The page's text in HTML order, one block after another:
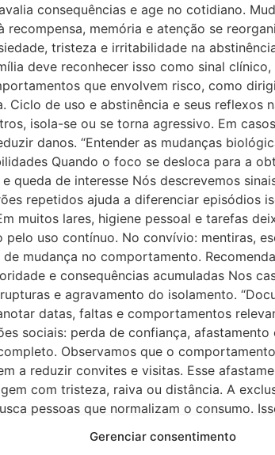
Gerenciar consentimento
consequências e age no cotidiano.
memória e atenção se
tristeza e irritabilidade na
deve reconhecer isso como sinal
que envolvem risco, como
de uso e abstinência e seus reflexos
isola-se ou se torna agressivo. Em
danos. “Entender as mudanças
Quando o foco se desloca para a
queda de interesse Nós descrevemos
repetidos ajuda a diferenciar episódios
muitos lares, higiene pessoal e tarefas
uso contínuo. No convívio: mentiras,
mudança no comportamento.
e consequências acumuladas Nos
e agravamento do isolamento.
datas, faltas e comportamentos
sociais: perda de confiança,
Observamos que o
a reduzir convites e visitas. Esse
com tristeza, raiva ou distância. A
pessoas que normalizam o consumo.
Nós orientamos diferenciar acolhimento
importantes para uso clínico. Limites